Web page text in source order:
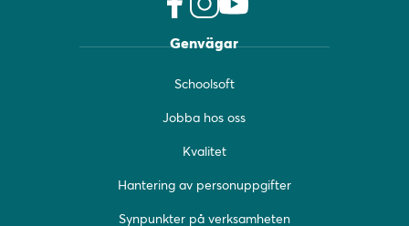
a
e
o
(
p
n
t
g
a
m
ö
o
t
b
ö
p
Genvägar
Schoolsoft
Jobba hos oss
Kvalitet
Hantering av personuppgifter
Synpunkter på verksamheten